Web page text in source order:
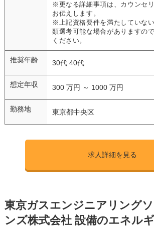
※更なる詳細事項は、カウンセ
お伝えします。
※上記資格要件を満たしていな
類選考可能な場合がありますの
ください。
推奨年齢 30代 40代
想定年収 300 万円 ～ 1000 万円
勤務地 東京都中央区
求人詳細を見る
東京ガスエンジニアリング
ンズ株式会社 設備のエネル